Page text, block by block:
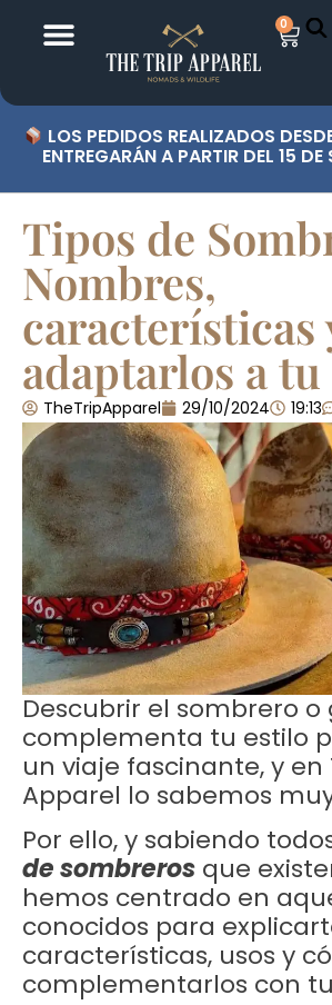
0
LOS PEDIDOS REALIZADOS
ENTREGARÁN A PARTIR DEL 15 DE
Tipos de
Nombres,
características
adaptarlos a
TheTripApparel 29/10/2024 19:13
Descubrir el sombrero
complementa tu estilo
un viaje fascinante, y en
Apparel lo sabemos
Por ello, y sabiendo
de sombreros que
hemos centrado en
conocidos para
características, usos y
complementarlos con